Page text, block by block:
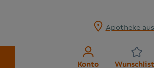
Apotheke
Konto